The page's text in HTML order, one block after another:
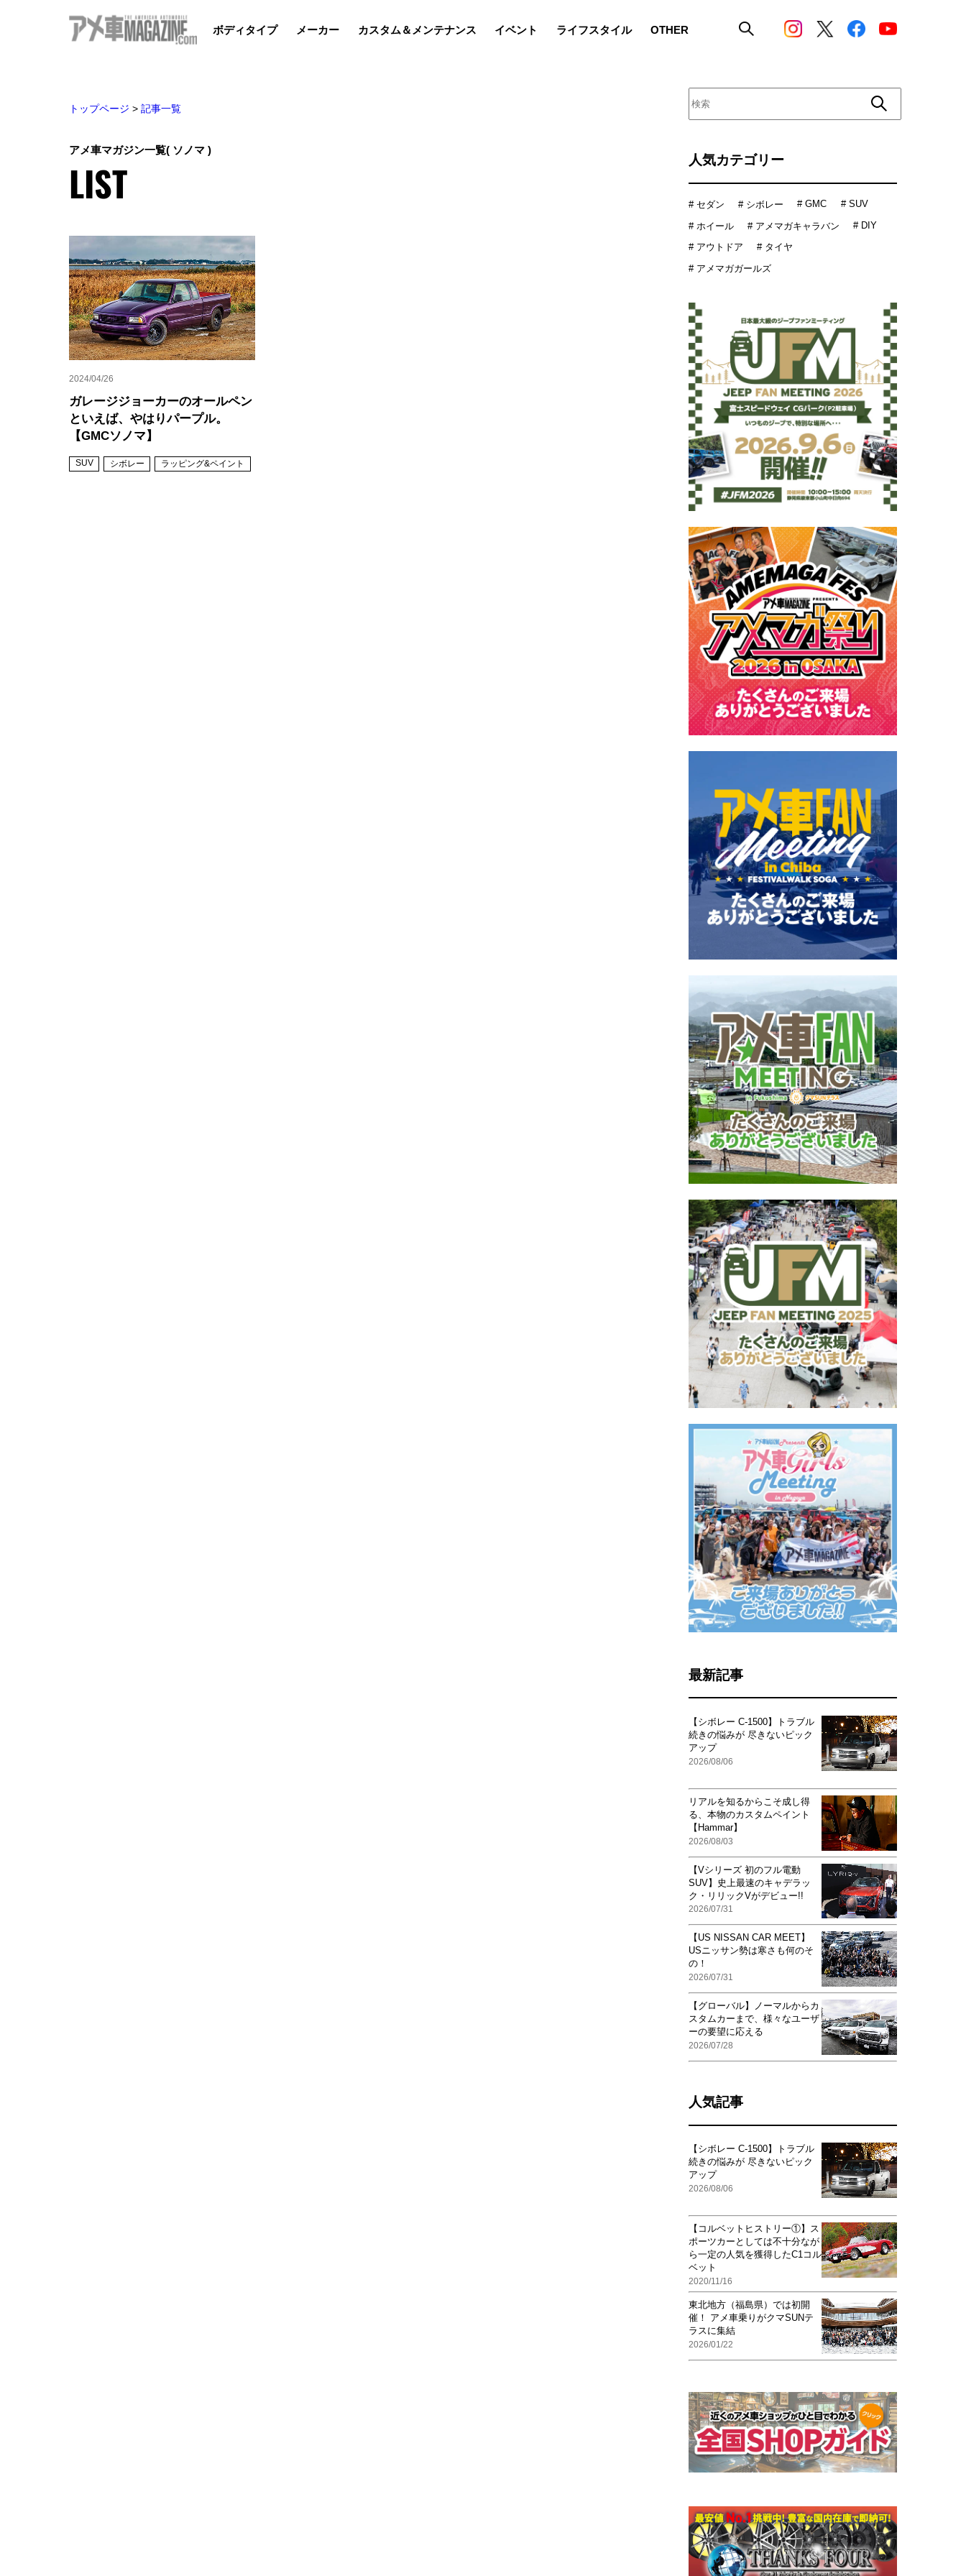
ボディタイプ メーカー カスタム＆メンテナンス イベント ライフスタイル OTHER
トップページ > 記事一覧
アメ車マガジン一覧( ソノマ )
LIST
2024/04/26
ガレージジョーカーのオールペン
といえば、やはりパープル。
【GMCソノマ】
SUV シボレー ラッピング&ペイント
人気カテゴリー
# セダン # シボレー # GMC # SUV
# ホイール # アメマガキャラバン # DIY
# アウトドア
# タイヤ
# アメマガガールズ
最新記事
【シボレー C-1500】トラブル
続きの悩みが 尽きないピック
アップ
2026/08/06
リアルを知るからこそ成し得
る、本物のカスタムペイント
【Hammar】
2026/08/03
【Vシリーズ 初のフル電動
SUV】史上最速のキャデラッ
ク・リリックVがデビュー!!
2026/07/31
【US NISSAN CAR MEET】
USニッサン勢は寒さも何のそ
の！
2026/07/31
【グローバル】ノーマルからカ
スタムカーまで、様々なユーザ
ーの要望に応える
2026/07/28
人気記事
【シボレー C-1500】トラブル
続きの悩みが 尽きないピック
アップ
2026/08/06
【コルベットヒストリー①】ス
ポーツカーとしては不十分なが
ら一定の人気を獲得したC1コル
ベット
2020/11/16
東北地方（福島県）では初開
催！ アメ車乗りがクマSUNテ
ラスに集結
2026/01/22